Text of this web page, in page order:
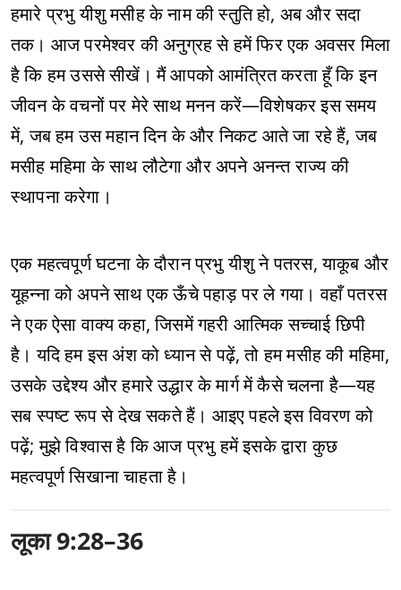
हमारे प्रभु यीशु मसीह के नाम की स्तुति हो, अब और सदा
तक। आज परमेश्वर की अनुग्रह से हमें फिर एक अवसर मिला
है कि हम उससे सीखें। मैं आपको आमंत्रित करता हूँ कि इन
जीवन के वचनों पर मेरे साथ मनन करें—विशेषकर इस समय
में, जब हम उस महान दिन के और निकट आते जा रहे हैं, जब
मसीह महिमा के साथ लौटेगा और अपने अनन्त राज्य की
स्थापना करेगा।
एक महत्वपूर्ण घटना के दौरान प्रभु यीशु ने पतरस, याकूब और
यूहन्ना को अपने साथ एक ऊँचे पहाड़ पर ले गया। वहाँ पतरस
ने एक ऐसा वाक्य कहा, जिसमें गहरी आत्मिक सच्चाई छिपी
है। यदि हम इस अंश को ध्यान से पढ़ें, तो हम मसीह की महिमा,
उसके उद्देश्य और हमारे उद्धार के मार्ग में कैसे चलना है—यह
सब स्पष्ट रूप से देख सकते हैं। आइए पहले इस विवरण को
पढ़ें; मुझे विश्वास है कि आज प्रभु हमें इसके द्वारा कुछ
महत्वपूर्ण सिखाना चाहता है।
लूका 9:28–36